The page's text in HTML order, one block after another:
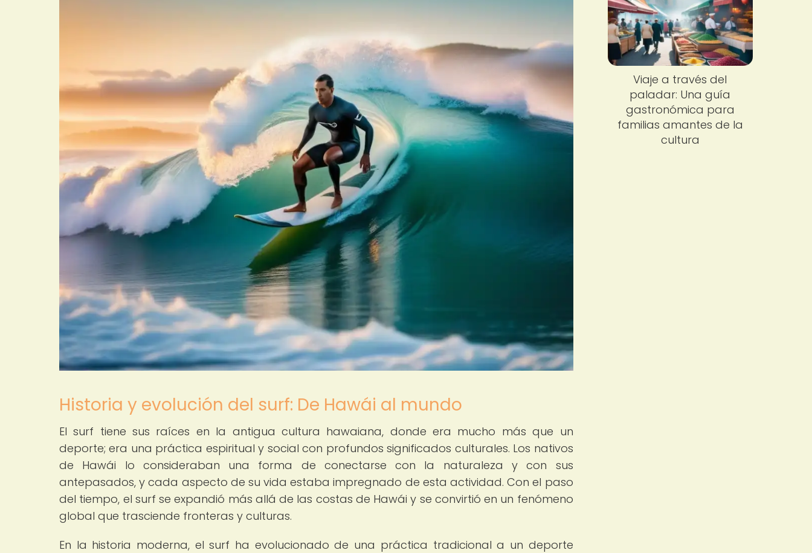
Historia y evolución del surf: De Hawái al mundo
El surf tiene sus raíces en la antigua cultura hawaiana, donde era mucho más que un
deporte; era una práctica espiritual y social con profundos significados culturales. Los nativos
de Hawái lo consideraban una forma de conectarse con la naturaleza y con sus
antepasados, y cada aspecto de su vida estaba impregnado de esta actividad. Con el paso
del tiempo, el surf se expandió más allá de las costas de Hawái y se convirtió en un fenómeno
global que trasciende fronteras y culturas.
En la historia moderna, el surf ha evolucionado de una práctica tradicional a un deporte
Viaje a través del
paladar: Una guía
gastronómica para
familias amantes de la
cultura